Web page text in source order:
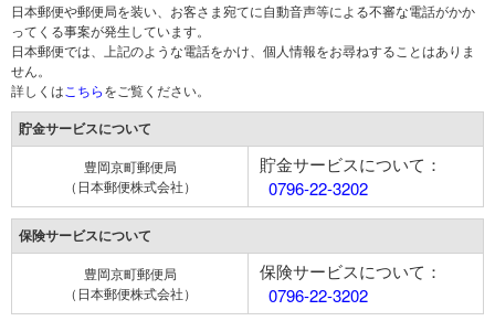
日本郵便や郵便局を装い、お客さま宛てに自動音声等による不審な電話がかか
ってくる事案が発生しています。
日本郵便では、上記のような電話をかけ、個人情報をお尋ねすることはありま
せん。
詳しくは こちらをご覧ください。
貯金サービスについて
豊岡京町郵便局
（日本郵便株式会社）
貯金サービスについて：
0796-22-3202
保険サービスについて
豊岡京町郵便局
（日本郵便株式会社）
保険サービスについて：
0796-22-3202